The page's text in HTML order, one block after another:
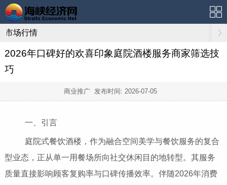
市场行情
2026年口碑好的欢喜印象庭院酒楼服务商家筛选技
巧
商业推广 发布时间: 2026-07-05
一、引言
庭院式餐饮酒楼，作为融合空间美学与餐饮服务的复合
型业态，正从单一用餐场所向社交休闲目的地转型。其服务
质量直接影响顾客复购率与口碑传播效率。伴随2026年消费